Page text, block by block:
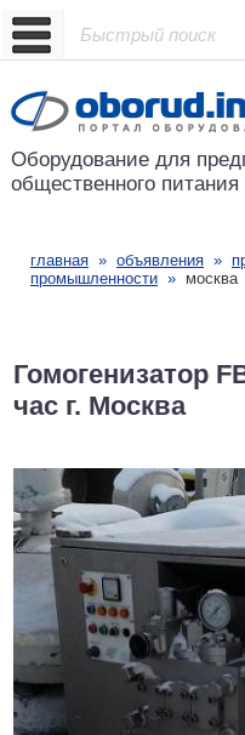
Проект основан в 2001
Оборудование для
общественного питания
главная » объявления »
промышленности » москва
Гомогенизатор
час г. Москва